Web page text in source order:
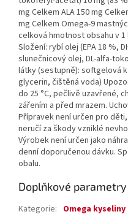
mg Celkem ALA 150 mg
mg Celkem Omega-9
celková hmotnost obsahu v
Složení: rybí olej (EPA 18 %,
slunečnicový olej, DL-alfa-
látky (sestupně): softgelová
glycerin, čištěná voda)
do 25 °C, pečlivě uzavřené,
zářením a před mrazem.
Přípravek není určen pro
neručí za škody vzniklé
Výrobek není určen jako
denní doporučenou dávku.
obalu.
Doplňkové parametry
Kategorie: Omega kyseliny